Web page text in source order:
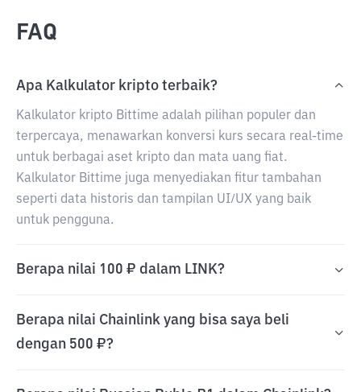
FAQ
Apa Kalkulator kripto terbaik?
Kalkulator kripto Bittime adalah pilihan populer dan
terpercaya, menawarkan konversi kurs secara real-time
untuk berbagai aset kripto dan mata uang fiat.
Kalkulator Bittime juga menyediakan fitur tambahan
seperti data historis dan tampilan UI/UX yang baik
untuk pengguna.
Berapa nilai 100 ₽ dalam LINK?
Berapa nilai Chainlink yang bisa saya beli
dengan 500 ₽?